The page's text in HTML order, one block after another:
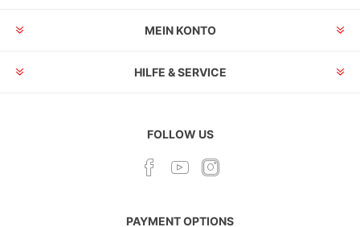
MEIN KONTO
HILFE & SERVICE
FOLLOW US
PAYMENT OPTIONS